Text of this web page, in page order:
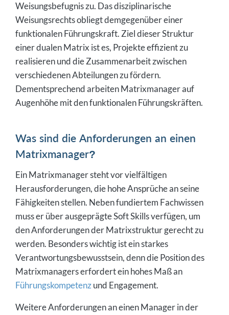
Weisungsbefugnis zu. Das disziplinarische
Weisungsrechts obliegt demgegenüber einer
funktionalen Führungskraft. Ziel dieser Struktur
einer dualen Matrix ist es, Projekte effizient zu
realisieren und die Zusammenarbeit zwischen
verschiedenen Abteilungen zu fördern.
Dementsprechend arbeiten Matrixmanager auf
Augenhöhe mit den funktionalen Führungskräften.
Was sind die Anforderungen an einen
Matrixmanager?
Ein Matrixmanager steht vor vielfältigen
Herausforderungen, die hohe Ansprüche an seine
Fähigkeiten stellen. Neben fundiertem Fachwissen
muss er über ausgeprägte Soft Skills verfügen, um
den Anforderungen der Matrixstruktur gerecht zu
werden. Besonders wichtig ist ein starkes
Verantwortungsbewusstsein, denn die Position des
Matrixmanagers erfordert ein hohes Maß an
Führungskompetenzund Engagement.
Weitere Anforderungen an einen Manager in der